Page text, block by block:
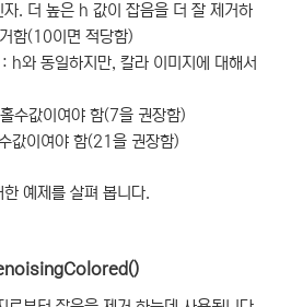
. 더 높은 h 값이 잡음을 더 잘 제거하
함(10이면 적당함)
동일하지만, 칼라 이미지에 대해서
값이여야 함(7을 권장함)
이여야 함(21을 권장함)
예제를 살펴 봅니다.